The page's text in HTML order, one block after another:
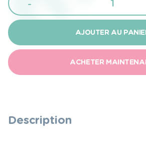
-
de
Cambrass
Bavoir
rond
velcro
16x19
AJOUTER AU
ACHETER
Description